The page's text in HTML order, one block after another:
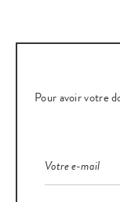
Pour avoir votre